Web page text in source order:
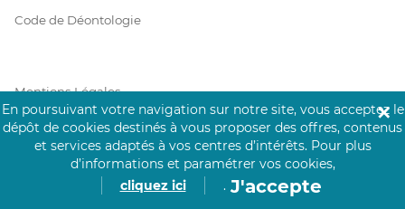
Code de Déontologie
Mentions Légales
Prérequis Click&Care
En poursuivant votre navigation sur notre site, vous acceptez le
dépôt de cookies destinés à vous proposer des offres, contenus
et services adaptés à vos centres d’intérêts. Pour plus
d’informations et paramétrer vos cookies,
cliquez ici
. J'accepte
✕